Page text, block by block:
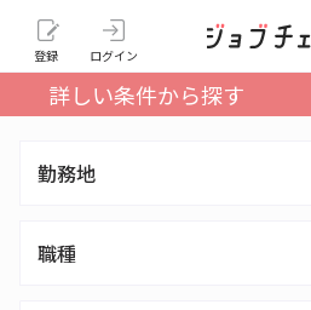
登録 ログイン
詳しい条件から探す
勤務地
職種